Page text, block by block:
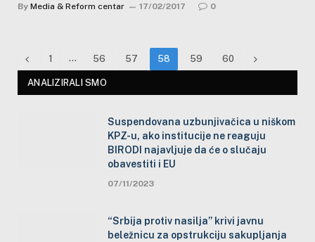
By Media & Reform centar 17/02/2017 0
Previous
1 … 56 57 58 59 60 Next
ANALIZIRALI SMO
Suspendovana uzbunjivačica u niškom
KPZ-u, ako institucije ne reaguju
BIRODI najavljuje da će o slučaju
obavestiti i EU
07/11/2023
“Srbija protiv nasilja” krivi javnu
beležnicu za opstrukciju sakupljanja